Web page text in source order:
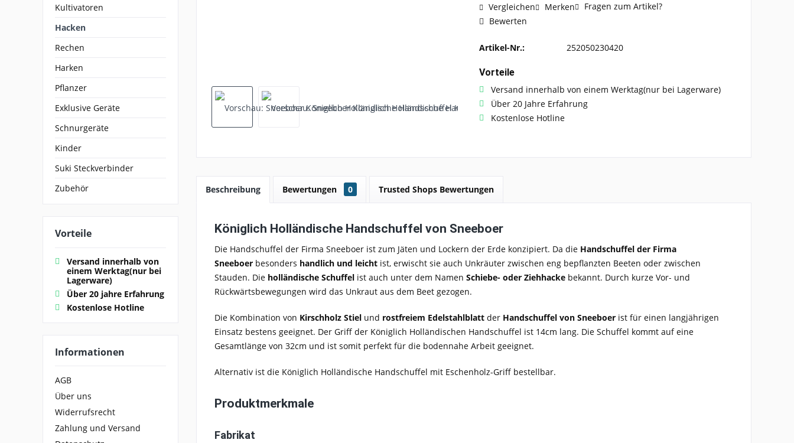
Kultivatoren
Hacken
Rechen
Harken
Pflanzer
Exklusive Geräte
Schnurgeräte
Kinder
Suki Steckverbinder
Zubehör
Vorteile
Versand innerhalb von
einem Werktag(nur bei
Lagerware)
Über 20 jahre Erfahrung
Kostenlose Hotline
Informationen
AGB
Über uns
Widerrufsrecht
Zahlung und Versand
Vergleichen Merken
Fragen zum Artikel?
Bewerten
Artikel-Nr.: 252050230420
Vorteile
Versand innerhalb von einem Werktag(nur bei Lagerware)
Über 20 Jahre Erfahrung
Kostenlose Hotline
Beschreibung Bewertungen 0 Trusted Shops Bewertungen
Königlich Holländische Handschuffel von Sneeboer
Die Handschuffel der Firma Sneeboer ist zum Jäten und Lockern der Erde konzipiert. Da die Handschuffel der Firma
Sneeboer besonders handlich und leicht ist, erwischt sie auch Unkräuter zwischen eng bepflanzten Beeten oder zwischen
Stauden. Die holländische Schuffel ist auch unter dem Namen Schiebe- oder Ziehhacke bekannt. Durch kurze Vor- und
Rückwärtsbewegungen wird das Unkraut aus dem Beet gezogen.
Die Kombination von Kirschholz Stiel und rostfreiem Edelstahlblatt der Handschuffel von Sneeboer ist für einen langjährigen
Einsatz bestens geeignet. Der Griff der Königlich Holländischen Handschuffel ist 14cm lang. Die Schuffel kommt auf eine
Gesamtlänge von 32cm und ist somit perfekt für die bodennahe Arbeit geeignet.
Alternativ ist die Königlich Holländische Handschuffel mit Eschenholz-Griff bestellbar.
Produktmerkmale
Fabrikat